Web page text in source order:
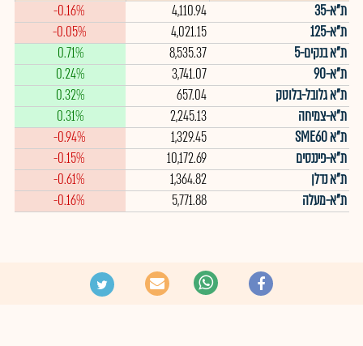
ת"א-35
4,110.94
-0.16%
ת"א-125
4,021.15
-0.05%
ת"א בנקים-5
8,535.37
0.71%
ת"א-90
3,741.07
0.24%
ת"א גלובל-בלוטק
657.04
0.32%
ת"א-צמיחה
2,245.13
0.31%
ת"א SME60
1,329.45
-0.94%
ת"א-פיננסים
10,172.69
-0.15%
ת"א נדלן
1,364.82
-0.61%
ת"א-מעלה
5,771.88
-0.16%